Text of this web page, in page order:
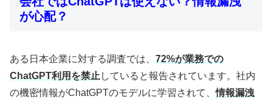
が心配？
ある日本企業に対する調査では、 72%が業務での
ChatGPT利用を禁止 していると報告されています。社内
の機密情報がChatGPTのモデルに学習されて、情報漏洩